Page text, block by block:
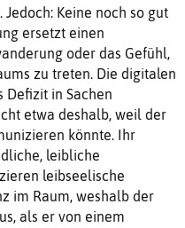
Keine noch so gut
ersetzt einen
oder das Gefühl,
zu treten. Die digitalen
Defizit in Sachen
etwa deshalb, weil der
könnte. Ihr
leibliche
leibseelische
im Raum, weshalb der
als er von einem